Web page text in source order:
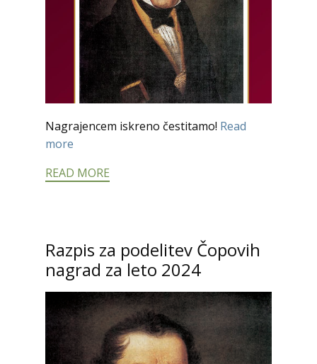
Nagrajencem iskreno čestitamo! Read
more
READ MORE
Razpis za podelitev Čopovih
nagrad za leto 2024